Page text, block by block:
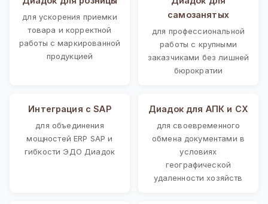
для ускорения приемки
товара и корректной
работы с маркированной
продукцией
самозанятых
для профессиональной
работы с крупными
заказчиками без лишней
бюрократии
Интеграция с SAP
для объединения
мощностей ERP SAP и
гибкости ЭДО Диадок
Диадок для АПК и СХ
для своевременного
обмена документами в
условиях
географической
удаленности хозяйств